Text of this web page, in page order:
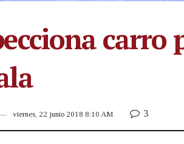
viernes, 22 junio 2018 8:10 AM 3